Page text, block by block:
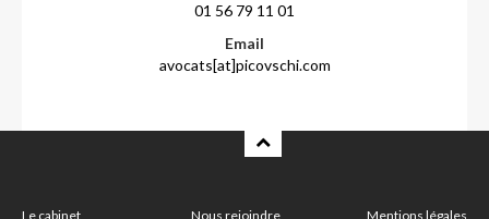
01 56 79 11 01
Email
avocats[at]picovschi.com
Le cabinet Nous rejoindre Mentions légales